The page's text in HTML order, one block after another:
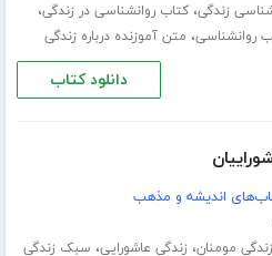
زندگی،کتاب روانشناسی در زندگی،
روانشناسی، متن آموزنده درباره زندگی
دانلود کتاب
اندیشه و مذهب
زندگی مومنان، زندگی عاشورایی، سبک زندگی